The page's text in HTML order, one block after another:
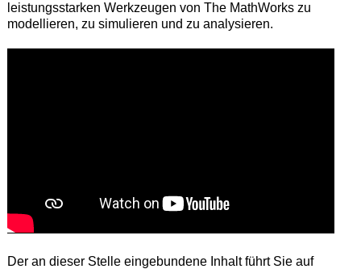
leistungsstarken Werkzeugen von The MathWorks zu
modellieren, zu simulieren und zu analysieren.
Der an dieser Stelle eingebundene Inhalt führt Sie auf